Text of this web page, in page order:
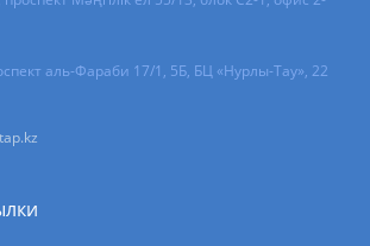
аль-Фараби 17/1, 5Б, БЦ «Нурлы-Тау», 22